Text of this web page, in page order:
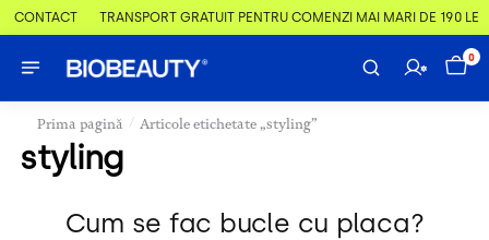
CONTACT TRANSPORT GRATUIT PENTRU COMENZI MAI MARI DE 190 LEI
0
Prima pagină / Articole etichetate „styling”
styling
Cum se fac bucle cu placa?